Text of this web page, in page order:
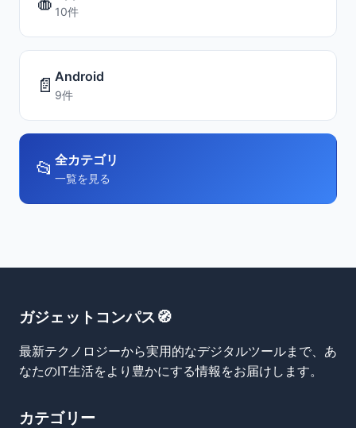
10件
📄 Android
9件
📂 全カテゴリ
一覧を見る
ガジェットコンパス🧭
最新テクノロジーから実用的なデジタルツールまで、あ
なたのIT生活をより豊かにする情報をお届けします。
カテゴリー